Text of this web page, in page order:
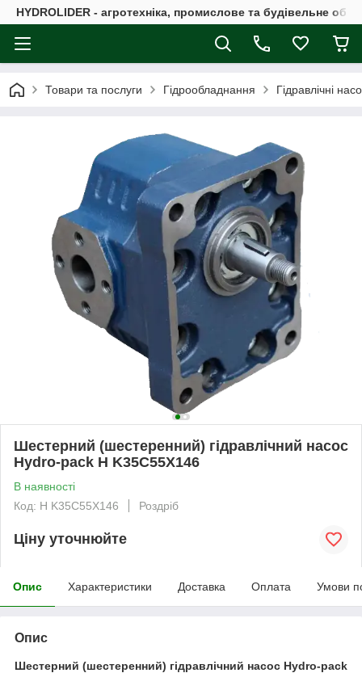
HYDROLIDER - агротехніка, промислове та будівельне
Товари та послуги Гідрообладнання Гідравлічні
Шестерний (шестеренний) гідравлічний насос
Hydro-pack H K35C55X146
В наявності
Код: H K35C55X146
Роздріб
Ціну уточнюйте
Опис Характеристики Доставка Оплата Умови
Опис
Шестерний (шестеренний) гідравлічний насос Hydro-pack